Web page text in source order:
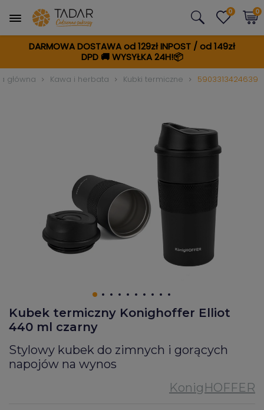
DARMOWA DOSTAWA od 129zł INPOST / od 149zł
DPD🚚WYSYŁKA 24H!📦
0 0
główna Kawa i herbata Kubki termiczne 5903313424639
Kubek termiczny Konighoffer Elliot
440 ml czarny
Stylowy kubek do zimnych i gorących
napojów na wynos